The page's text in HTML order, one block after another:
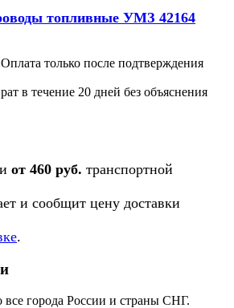
топливные УМЗ 42164
Оплата только после подтверждения
в течение 20 дней без объяснения
от 460 руб. транспортной
и сообщит цену доставки
.
все города России и страны СНГ.